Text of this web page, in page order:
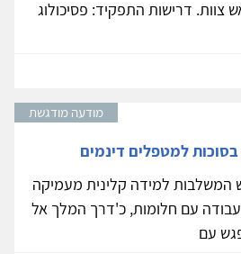
צוות. דרישות התפקיד: פסיכולוג
מודעה מודגשת
למטפלים דינמים
למידה קלינית מעמיקה
עם חלומות, כ'דרך המלך אל
עם